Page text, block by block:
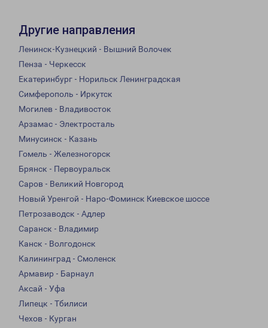
Другие направления
Ленинск-Кузнецкий - Вышний Волочек
Пенза - Черкесск
Екатеринбург - Норильск Ленинградская
Симферополь - Иркутск
Могилев - Владивосток
Арзамас - Электросталь
Минусинск - Казань
Гомель - Железногорск
Брянск - Первоуральск
Саров - Великий Новгород
Новый Уренгой - Наро-Фоминск Киевское шоссе
Петрозаводск - Адлер
Саранск - Владимир
Канск - Волгодонск
Калининград - Смоленск
Армавир - Барнаул
Аксай - Уфа
Липецк - Тбилиси
Чехов - Курган